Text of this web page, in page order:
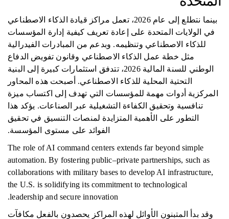
بينما نتطلع إلى عام 2026، تعمل مراكز قيادة الذكاء الاصطناعي
في الولايات المتحدة على إعادة تعريف كيفية إدارة المؤسسات
للذكاء الاصطناعي وتنظيمه. وبدعم من المبادرات الفيدرالية
مثل خطة عمل الذكاء الاصطناعي وقانون تفويض الدفاع
الوطني للسنة المالية 2026، تتدفق استثمارات كبيرة إلى البنية
التحتية المحلية للذكاء الاصطناعي. أصبحت هذه المحاور
المركزية أدوات مهمة للمؤسسات التي تهدف إلى اكتساب ميزة
تنافسية وتحقيق الكفاءة التشغيلية عبر الصناعات. يؤكد هذا
التطور على الأهمية المتزايدة لمنصات التنسيق في تحقيق
الفوائد على مستوى المؤسسة.
The role of AI command centers extends far beyond simple
automation. By fostering public–private partnerships, such as
collaborations with military bases to develop AI infrastructure,
the U.S. is solidifying its commitment to technological
leadership and secure innovation.
وقد بدأ المتبنون الأوائل لهذه المراكز يحصدون بالفعل مكافآت